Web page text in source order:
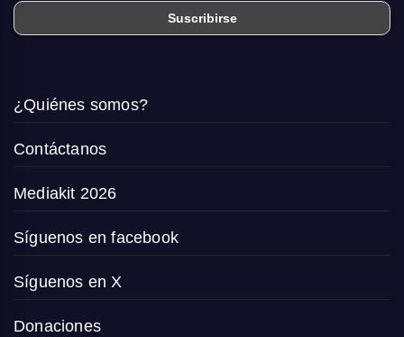
¿Quiénes somos?
Contáctanos
Mediakit 2026
Síguenos en facebook
Síguenos en X
Donaciones